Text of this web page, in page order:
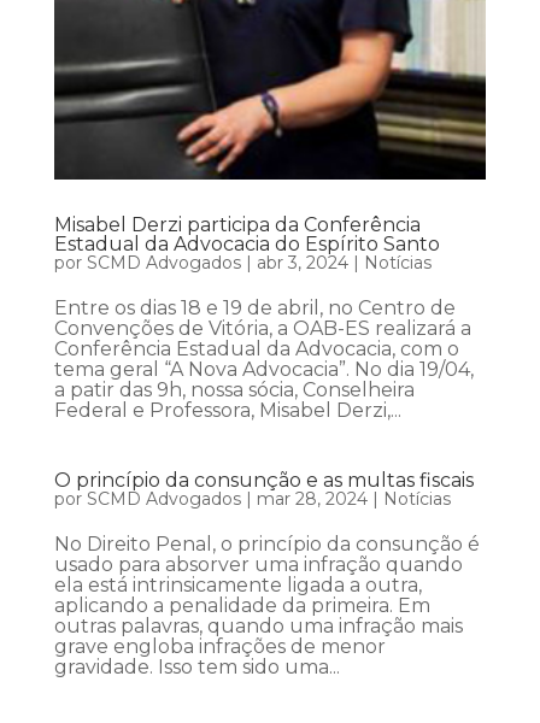
Misabel Derzi participa da Conferência
Estadual da Advocacia do Espírito Santo
por SCMD Advogados| abr 3, 2024| Notícias
Entre os dias 18 e 19 de abril, no Centro de
Convenções de Vitória, a OAB-ES realizará a
Conferência Estadual da Advocacia, com o
tema geral “A Nova Advocacia”. No dia 19/04,
a patir das 9h, nossa sócia, Conselheira
Federal e Professora, Misabel Derzi,...
O princípio da consunção e as multas fiscais
por SCMD Advogados| mar 28, 2024| Notícias
No Direito Penal, o princípio da consunção é
usado para absorver uma infração quando
ela está intrinsicamente ligada a outra,
aplicando a penalidade da primeira. Em
outras palavras, quando uma infração mais
grave engloba infrações de menor
gravidade. Isso tem sido uma...